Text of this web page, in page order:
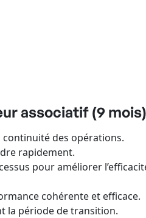
associatif (9 mois)
continuité des opérations.
rapidement.
pour améliorer
cohérente et efficace.
la période de transition.